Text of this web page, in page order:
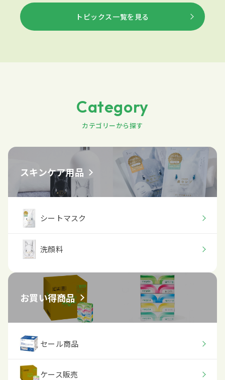
トピックス一覧を見る
Category
カテゴリーから探す
スキンケア用品
シートマスク
洗顔料
お買い得商品
セール商品
ケース販売